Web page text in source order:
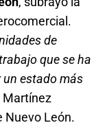
de
que se ha
estado más
Martínez
Nuevo León.